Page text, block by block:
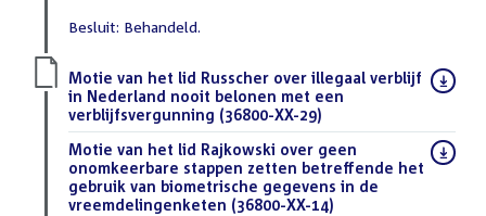
Besluit: Behandeld.
Download
bestand:
Motie van het lid Russcher over illegaal verblijf
in Nederland nooit belonen met een
verblijfsvergunning (36800-XX-29)
Download
bestand:
Motie van het lid Rajkowski over geen
onomkeerbare stappen zetten betreffende het
gebruik van biometrische gegevens in de
vreemdelingenketen (36800-XX-14)